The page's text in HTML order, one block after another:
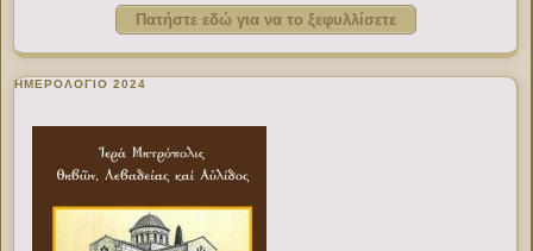
Πατήστε εδώ για να το ξεφυλλίσετε
ΗΜΕΡΟΛΟΓΙΟ 2024